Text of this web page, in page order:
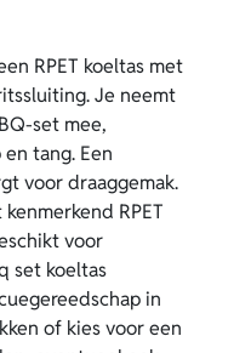
RPET koeltas met
Je neemt
set mee,
tang. Een
voor draaggemak.
RPET
voor
set koeltas
in
of kies voor een